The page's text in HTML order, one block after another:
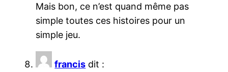
Mais bon, ce n’est quand même pas
simple toutes ces histoires pour un
simple jeu.
francis dit :